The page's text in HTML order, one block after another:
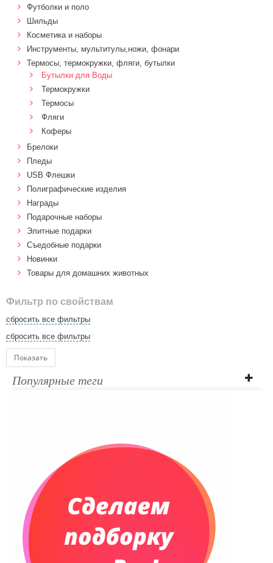
Футболки и поло
Шильды
Косметика и наборы
Инструменты, мультитулы,ножи, фонари
Термосы, термокружки, фляги, бутылки
Бутылки для Воды
Термокружки
Термосы
Фляги
Коферы
Брелоки
Пледы
USB Флешки
Полиграфические изделия
Награды
Подарочные наборы
Элитные подарки
Cъедобные подарки
Новинки
Товары для домашних животных
Фильтр по свойствам
сбросить все фильтры
сбросить все фильтры
Показать
Популярные теги